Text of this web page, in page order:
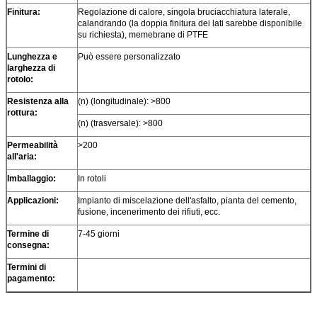
Finitura:
Regolazione di calore, singola bruciacchiatura laterale,
calandrando (la doppia finitura dei lati sarebbe disponibile
su richiesta), memebrane di PTFE
Lunghezza e
larghezza di
rotolo:
Può essere personalizzato
Resistenza alla
rottura:
(n) (longitudinale): >800
(n) (trasversale): >800
Permeabilità
all'aria:
>200
Imballaggio: In rotoli
Applicazioni:
Impianto di miscelazione dell'asfalto, pianta del cemento,
fusione, incenerimento dei rifiuti, ecc.
Termine di
consegna:
7-45 giorni
Termini di
pagamento: